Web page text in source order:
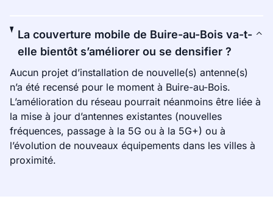
La couverture mobile de Buire-au-Bois va-t-
elle bientôt s’améliorer ou se densifier ?
Aucun projet d’installation de nouvelle(s) antenne(s)
n’a été recensé pour le moment à Buire-au-Bois.
L’amélioration du réseau pourrait néanmoins être liée à
la mise à jour d’antennes existantes (nouvelles
fréquences, passage à la 5G ou à la 5G+) ou à
l’évolution de nouveaux équipements dans les villes à
proximité.